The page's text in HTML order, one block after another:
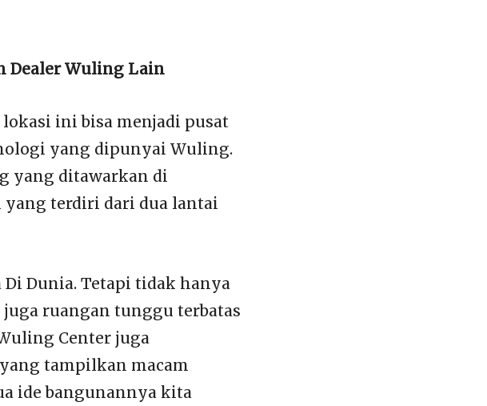
Dealer Wuling Lain
ini bisa menjadi pusat
yang dipunyai Wuling.
yang ditawarkan di
terdiri dari dua lantai
Dunia. Tetapi tidak hanya
juga ruangan tunggu terbatas
Center juga
tampilkan macam
ide bangunannya kita